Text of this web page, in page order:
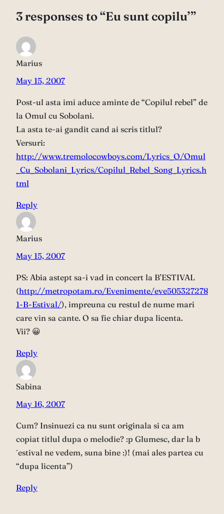
3 responses to “Eu sunt copilu’”
Marius
May 15, 2007
Post-ul asta imi aduce aminte de “Copilul rebel” de
la Omul cu Sobolani.
La asta te-ai gandit cand ai scris titlul?
Versuri:
http://www.tremolocowboys.com/Lyrics_O/Omul
_Cu_Sobolani_Lyrics/Copilul_Rebel_Song_Lyrics.h
tml
Reply
Marius
May 15, 2007
PS: Abia astept sa-i vad in concert la B’ESTIVAL
(http://metropotam.ro/Evenimente/eve505327278
1-B-Estival/), impreuna cu restul de nume mari
care vin sa cante. O sa fie chiar dupa licenta.
Vii? 😀
Reply
Sabina
May 16, 2007
Cum? Insinuezi ca nu sunt originala si ca am
copiat titlul dupa o melodie? :p Glumesc, dar la b
´estival ne vedem, suna bine :)! (mai ales partea cu
“dupa licenta”)
Reply